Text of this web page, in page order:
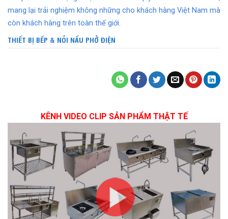
mang lại trải nghiệm không những cho khách hàng Việt Nam mà
còn khách hàng trên toàn thế giới.
THIẾT BỊ BẾP & NỒI NẤU PHỞ ĐIỆN
KÊNH VIDEO CLIP SẢN PHẨM THẬT TẾ